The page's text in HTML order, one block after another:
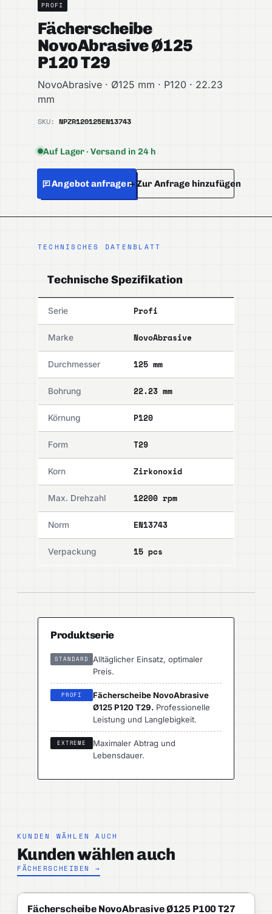
PROFI
Fächerscheibe
NovoAbrasive Ø125
P120 T29
NovoAbrasive · Ø125 mm · P120 · 22.23
mm
SKU: NPZR120125EN13743
Auf Lager · Versand in 24 h
Angebot anfragen+ Zur Anfrage hinzufügen
TECHNISCHES DATENBLATT
Technische Spezifikation
Serie Profi
Marke NovoAbrasive
Durchmesser 125 mm
Bohrung 22.23 mm
Körnung P120
Form T29
Korn Zirkonoxid
Max. Drehzahl 12200 rpm
Norm EN13743
Verpackung 15 pcs
Produktserie
STANDARD
Alltäglicher Einsatz, optimaler
Preis.
PROFI
Fächerscheibe NovoAbrasive
Ø125 P120 T29. Professionelle
Leistung und Langlebigkeit.
EXTREME
Maximaler Abtrag und
Lebensdauer.
KUNDEN WÄHLEN AUCH
Kunden wählen auch
FÄCHERSCHEIBEN →
STANDARD NOVOABRASIVE
Fächerscheibe NovoAbrasive Ø125 P100 T27